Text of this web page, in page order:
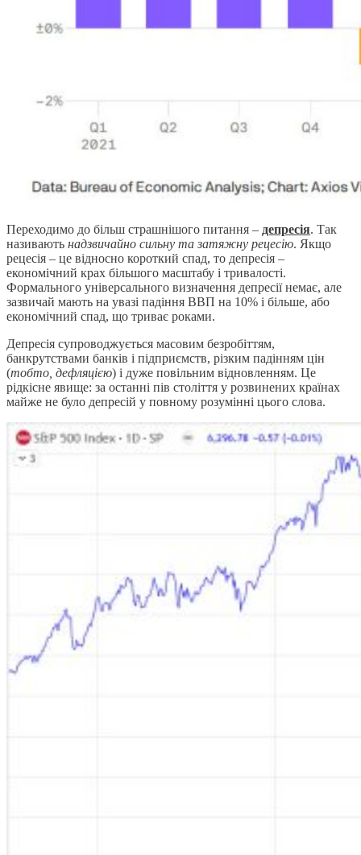
Переходимо до більш страшнішого питання – депресія. Так
називають надзвичайно сильну та затяжну рецесію. Якщо
рецесія – це відносно короткий спад, то депресія –
економічний крах більшого масштабу і тривалості.
Формального універсального визначення депресії немає, але
зазвичай мають на увазі падіння ВВП на 10% і більше, або
економічний спад, що триває роками.
Депресія супроводжується масовим безробіттям,
банкрутствами банків і підприємств, різким падінням цін
(тобто, дефляцією) і дуже повільним відновленням. Це
рідкісне явище: за останні пів століття у розвинених країнах
майже не було депресій у повному розумінні цього слова.